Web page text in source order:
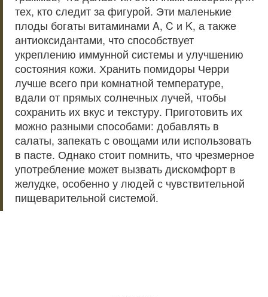
тех, кто следит за фигурой. Эти маленькие
плоды богаты витаминами A, C и K, а также
антиоксидантами, что способствует
укреплению иммунной системы и улучшению
состояния кожи. Хранить помидоры Черри
лучше всего при комнатной температуре,
вдали от прямых солнечных лучей, чтобы
сохранить их вкус и текстуру. Приготовить их
можно разными способами: добавлять в
салаты, запекать с овощами или использовать
в пасте. Однако стоит помнить, что чрезмерное
употребление может вызвать дискомфорт в
желудке, особенно у людей с чувствительной
пищеварительной системой.